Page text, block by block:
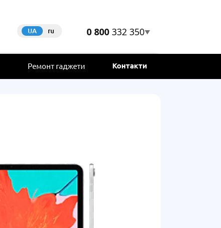
UA ru 0 800 332 350▼
Ремонт гаджети Контакти